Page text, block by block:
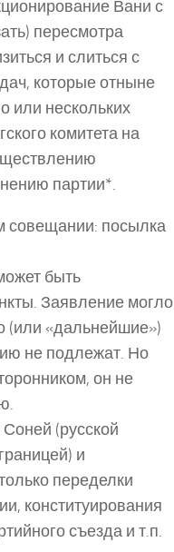
Вани с
пересмотра
и слиться с
которые отныне
или нескольких
комитета на
партии*.
совещании: посылка
быть
Заявление могло
(или «дальнейшие»)
не подлежат. Но
он не
(русской
и
переделки
конституирования
съезда и т.п.